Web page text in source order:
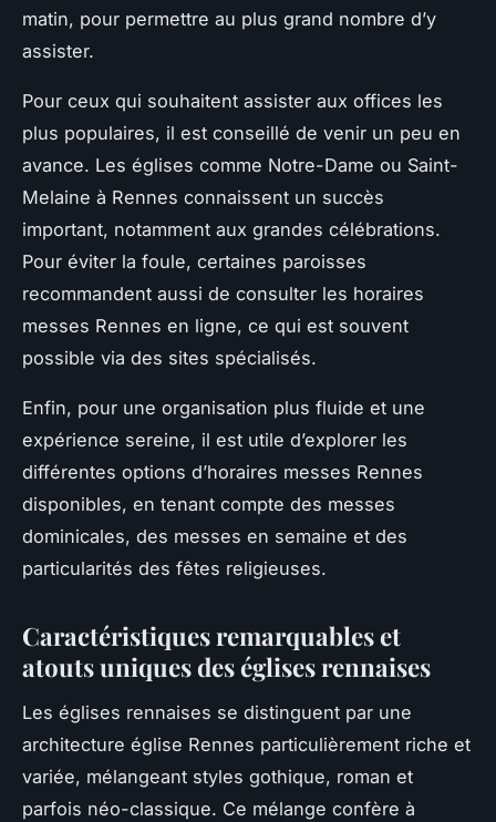
matin, pour permettre au plus grand nombre d’y
assister.
Pour ceux qui souhaitent assister aux offices les
plus populaires, il est conseillé de venir un peu en
avance. Les églises comme Notre-Dame ou Saint-
Melaine à Rennes connaissent un succès
important, notamment aux grandes célébrations.
Pour éviter la foule, certaines paroisses
recommandent aussi de consulter les horaires
messes Rennes en ligne, ce qui est souvent
possible via des sites spécialisés.
Enfin, pour une organisation plus fluide et une
expérience sereine, il est utile d’explorer les
différentes options d’horaires messes Rennes
disponibles, en tenant compte des messes
dominicales, des messes en semaine et des
particularités des fêtes religieuses.
Caractéristiques remarquables et
atouts uniques des églises rennaises
Les églises rennaises se distinguent par une
architecture église Rennes particulièrement riche et
variée, mélangeant styles gothique, roman et
parfois néo-classique. Ce mélange confère à